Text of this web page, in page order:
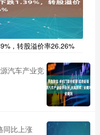
，转股溢价率26.26%
汽车产业竞
同比上涨